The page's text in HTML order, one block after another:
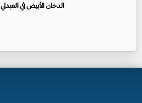
الدخان الأبيض في العبدلي